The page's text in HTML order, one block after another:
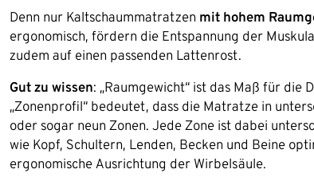
Denn nur Kaltschaummatratzen mit hohem
ergonomisch, fördern die Entspannung der
zudem auf einen passenden Lattenrost.
Gut zu wissen: „Raumgewicht“ ist das Maß für die
„Zonenprofil“ bedeutet, dass die Matratze in
oder sogar neun Zonen. Jede Zone ist dabei
wie Kopf, Schultern, Lenden, Becken und Beine
ergonomische Ausrichtung der Wirbelsäule.